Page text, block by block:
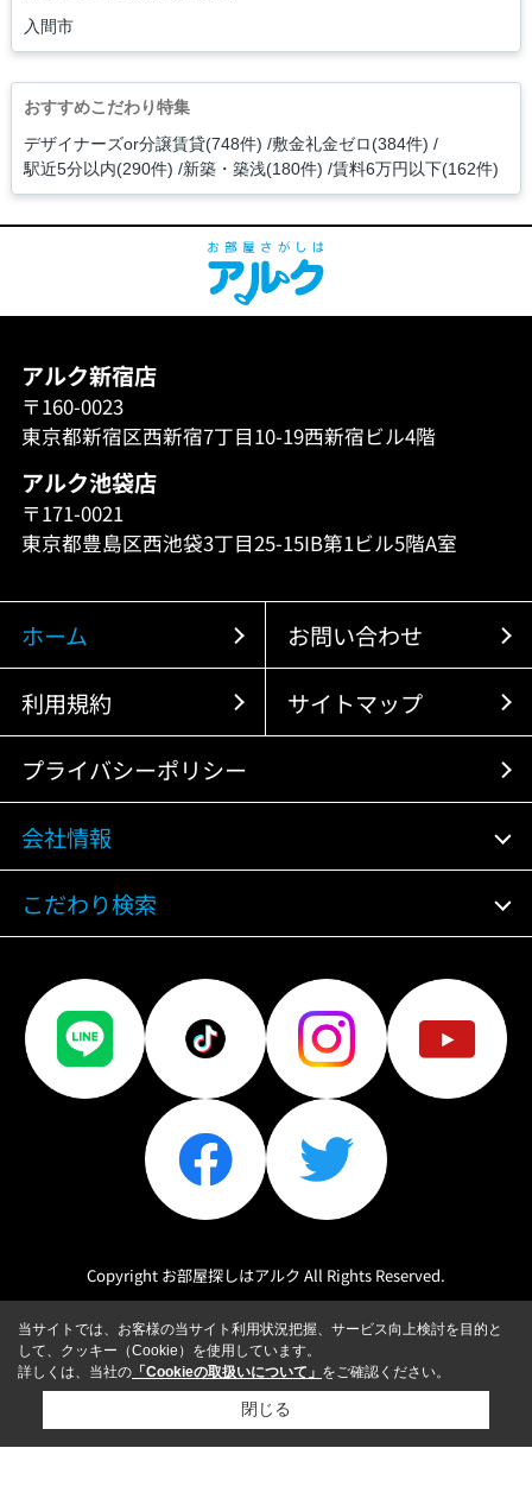
入間市
おすすめこだわり特集
デザイナーズor分譲賃貸(748件) 敷金礼金ゼロ(384件)
駅近5分以内(290件) 新築・築浅(180件) 賃料6万円以下(162件)
アルク新宿店
〒160-0023
東京都新宿区西新宿7丁目10-19西新宿ビル4階
アルク池袋店
〒171-0021
東京都豊島区西池袋3丁目25-15IB第1ビル5階A室
ホーム お問い合わせ
利用規約 サイトマップ
プライバシーポリシー
会社情報
こだわり検索
Copyright お部屋探しはアルク All Rights Reserved.
当サイトでは、お客様の当サイト利用状況把握、サービス向上検討を目的と
して、クッキー（Cookie）を使用しています。
詳しくは、当社の 「Cookieの取扱いについて」 をご確認ください。
閉じる